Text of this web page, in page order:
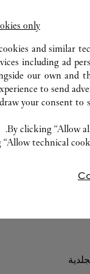
دائمًا
only
and similar
including ad
our own and
to send
your consent to
By clicking “Allow
technical